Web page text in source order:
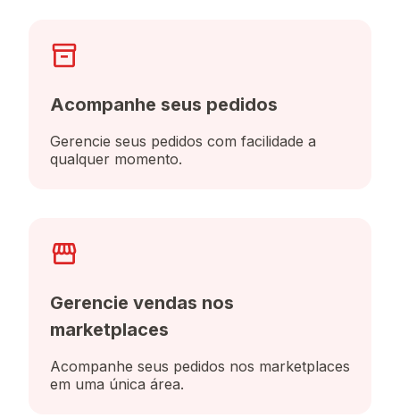
Acompanhe seus pedidos
Gerencie seus pedidos com facilidade a
qualquer momento.
Gerencie vendas nos
marketplaces
Acompanhe seus pedidos nos marketplaces
em uma única área.